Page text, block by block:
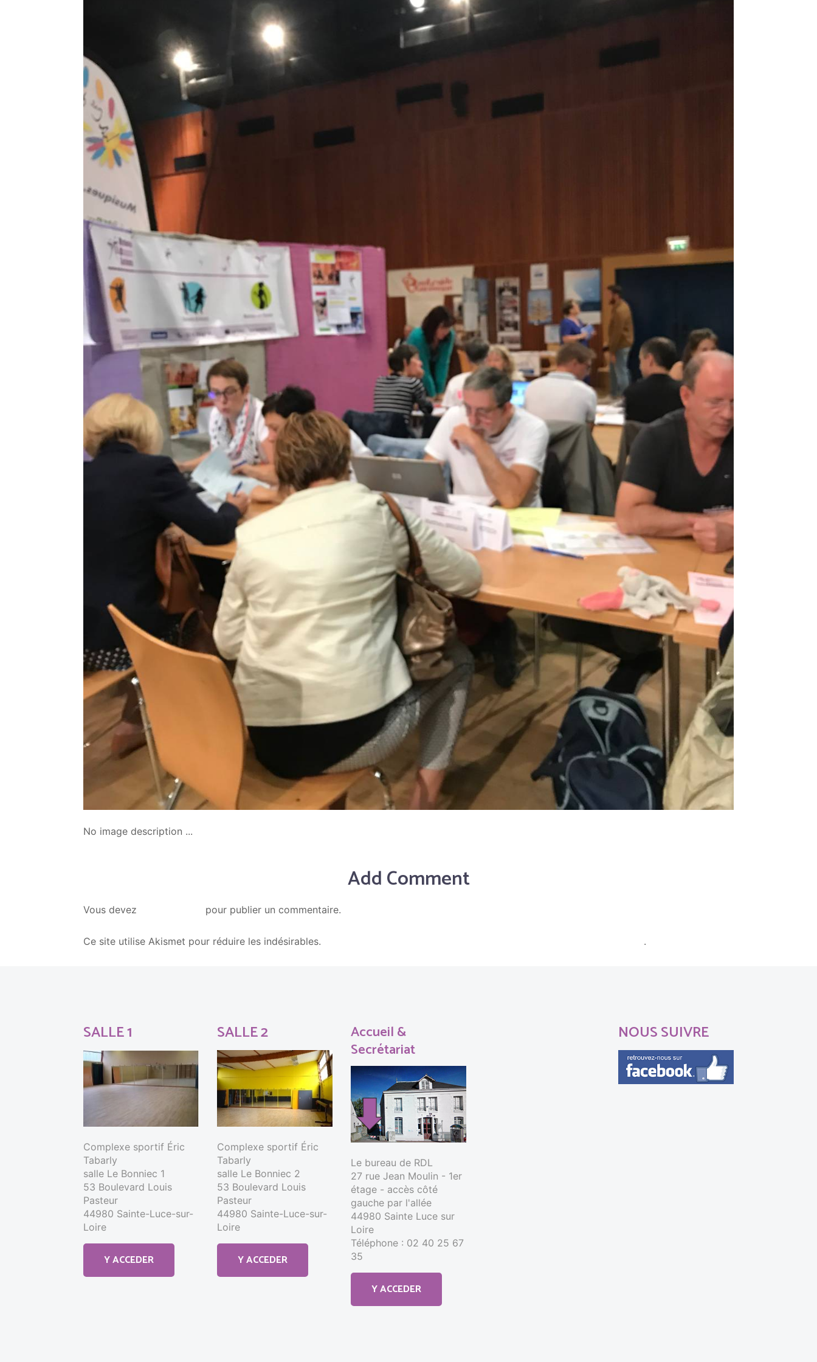
No image description ...
Add Comment
Vous devez pour publier un commentaire.
Ce site utilise Akismet pour réduire les indésirables. .
SALLE 1
Complexe sportif Éric
Tabarly
salle Le Bonniec 1
53 Boulevard Louis
Pasteur
44980 Sainte-Luce-sur-
Loire
Y ACCEDER
SALLE 2
Complexe sportif Éric
Tabarly
salle Le Bonniec 2
53 Boulevard Louis
Pasteur
44980 Sainte-Luce-sur-
Loire
Y ACCEDER
Accueil &
Secrétariat
Le bureau de RDL
27 rue Jean Moulin - 1er
étage - accès côté
gauche par l'allée
44980 Sainte Luce sur
Loire
Téléphone : 02 40 25 67
35
Y ACCEDER
NOUS SUIVRE